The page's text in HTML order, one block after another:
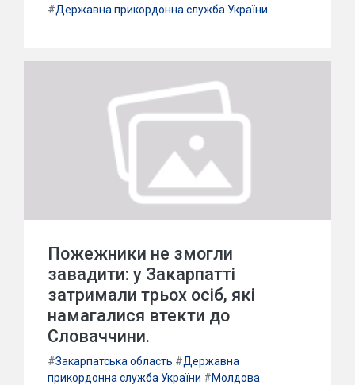
#Державна прикордонна служба України
Пожежники не змогли
завадити: у Закарпатті
затримали трьох осіб, які
намагалися втекти до
Словаччини.
#Закарпатська область #Державна
прикордонна служба України #Молдова